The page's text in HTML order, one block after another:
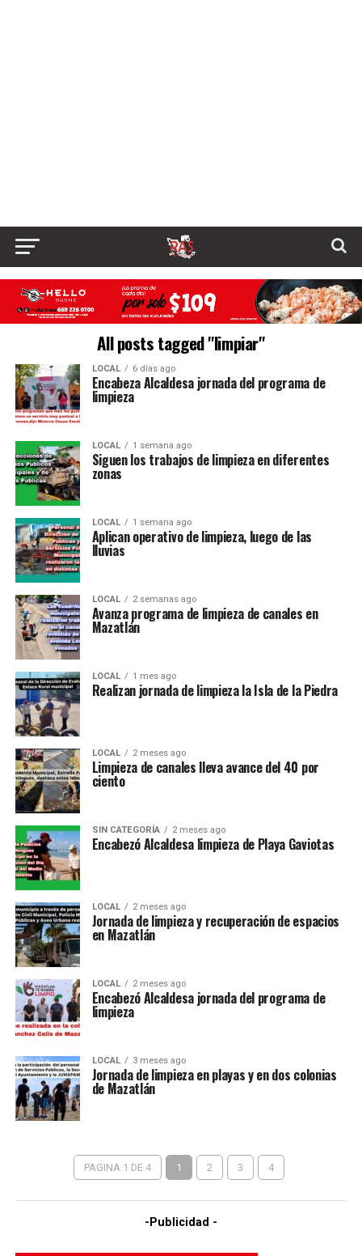
All posts tagged "limpiar"
LOCAL 6 días ago
Encabeza Alcaldesa jornada del programa de
limpieza
LOCAL 1 semana ago
Siguen los trabajos de limpieza en diferentes
zonas
LOCAL 1 semana ago
Aplican operativo de limpieza, luego de las
lluvias
LOCAL 2 semanas ago
Avanza programa de limpieza de canales en
Mazatlán
LOCAL 1 mes ago
Realizan jornada de limpieza la Isla de la Piedra
LOCAL 2 meses ago
Limpieza de canales lleva avance del 40 por
ciento
SIN CATEGORÍA 2 meses ago
Encabezó Alcaldesa limpieza de Playa Gaviotas
LOCAL 2 meses ago
Jornada de limpieza y recuperación de espacios
en Mazatlán
LOCAL 2 meses ago
Encabezó Alcaldesa jornada del programa de
limpieza
LOCAL 3 meses ago
Jornada de limpieza en playas y en dos colonias
de Mazatlán
PAGINA 1 DE 4 1 2 3 4
-Publicidad -